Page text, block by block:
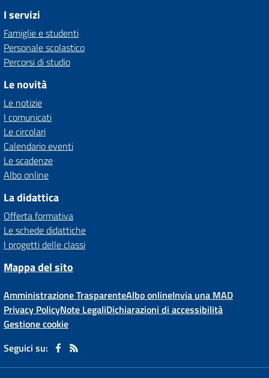
I servizi
Famiglie e studenti
Personale scolastico
Percorsi di studio
Le novità
Le notizie
I comunicati
Le circolari
Calendario eventi
Le scadenze
Albo online
La didattica
Offerta formativa
Le schede didattiche
I progetti delle classi
Mappa del sito
Amministrazione TrasparenteAlbo onlineInvia una MAD
Privacy PolicyNote LegaliDichiarazioni di accessibilità
Gestione cookie
Seguici su: